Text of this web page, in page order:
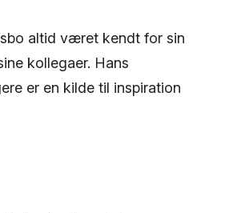
altid været kendt for sin
kollegaer. Hans
er en kilde til inspiration